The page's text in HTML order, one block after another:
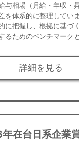
与相場（月給・年収・
を体系的に整理してい
に把握し、根拠に基づ
るためのベンチマーク
詳細を見る
在台日系企業